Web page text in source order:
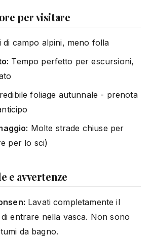
per visitare
di campo alpini, meno folla
Tempo perfetto per escursioni,
foliage autunnale - prenota
Molte strade chiuse per
per lo sci)
e avvertenze
Lavati completamente il
entrare nella vasca. Non sono
da bagno.